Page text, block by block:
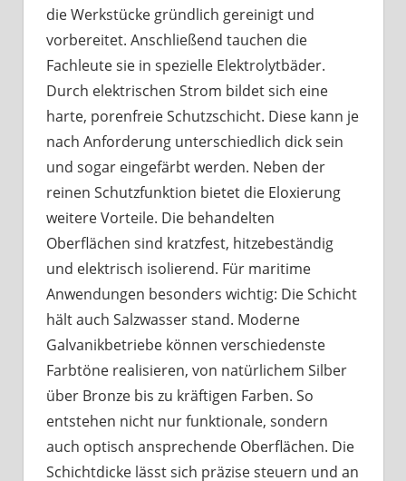
die Werkstücke gründlich gereinigt und
vorbereitet. Anschließend tauchen die
Fachleute sie in spezielle Elektrolytbäder.
Durch elektrischen Strom bildet sich eine
harte, porenfreie Schutzschicht. Diese kann je
nach Anforderung unterschiedlich dick sein
und sogar eingefärbt werden. Neben der
reinen Schutzfunktion bietet die Eloxierung
weitere Vorteile. Die behandelten
Oberflächen sind kratzfest, hitzebeständig
und elektrisch isolierend. Für maritime
Anwendungen besonders wichtig: Die Schicht
hält auch Salzwasser stand. Moderne
Galvanikbetriebe können verschiedenste
Farbtöne realisieren, von natürlichem Silber
über Bronze bis zu kräftigen Farben. So
entstehen nicht nur funktionale, sondern
auch optisch ansprechende Oberflächen. Die
Schichtdicke lässt sich präzise steuern und an